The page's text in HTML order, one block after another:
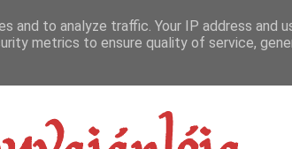
and to analyze traffic. Your IP address and
metrics to ensure quality of service,